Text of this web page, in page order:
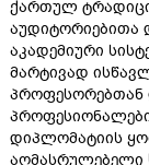
ქართულ
აუდიტორიებითა
აკადემიური
მარტივად
პროფესორებთან
დიპლომატიის
აღმასრულებელი